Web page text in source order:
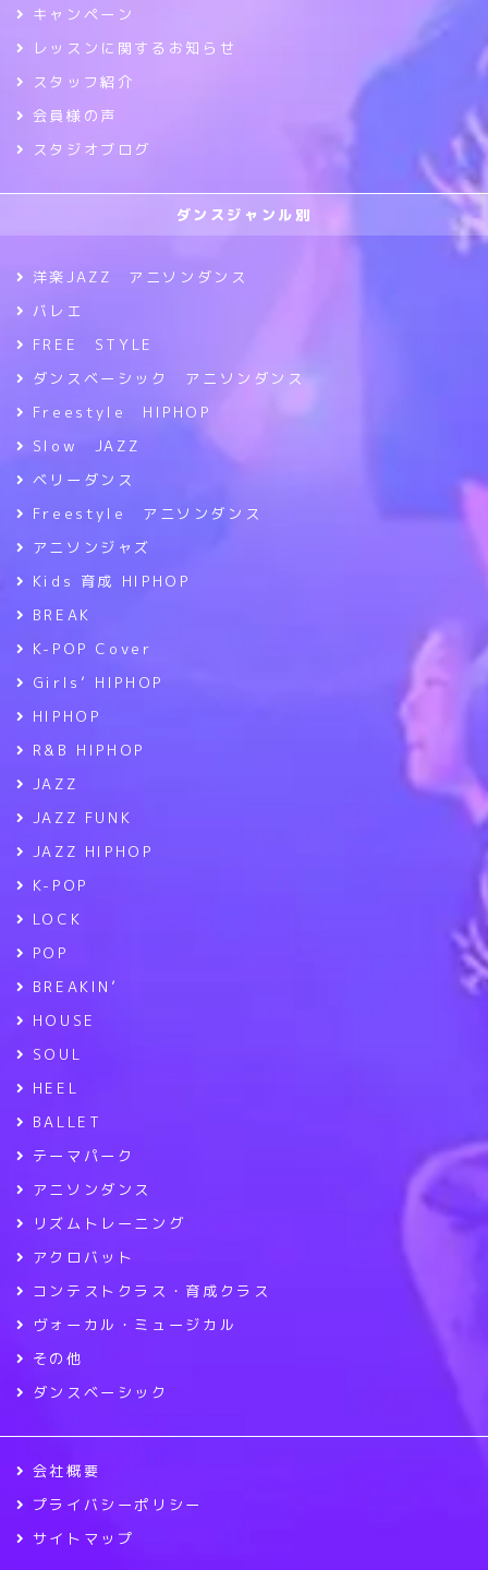
キャンペーン
レッスンに関するお知らせ
スタッフ紹介
会員様の声
スタジオブログ
ダンスジャンル別
洋楽JAZZ アニソンダンス
バレエ
FREE STYLE
ダンスベーシック アニソンダンス
Freestyle HIPHOP
Slow JAZZ
ベリーダンス
Freestyle アニソンダンス
アニソンジャズ
Kids 育成 HIPHOP
BREAK
K-POP Cover
Girls’ HIPHOP
HIPHOP
R&B HIPHOP
JAZZ
JAZZ FUNK
JAZZ HIPHOP
K-POP
LOCK
POP
BREAKIN’
HOUSE
SOUL
HEEL
BALLET
テーマパーク
アニソンダンス
リズムトレーニング
アクロバット
コンテストクラス・育成クラス
ヴォーカル・ミュージカル
その他
ダンスベーシック
会社概要
プライバシーポリシー
サイトマップ